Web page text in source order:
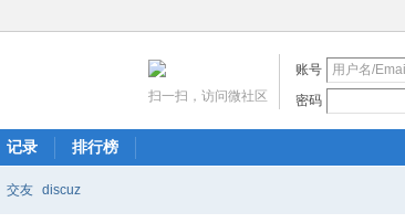
账号
密码
扫一扫，访问微社区
记录 排行榜
交友 discuz